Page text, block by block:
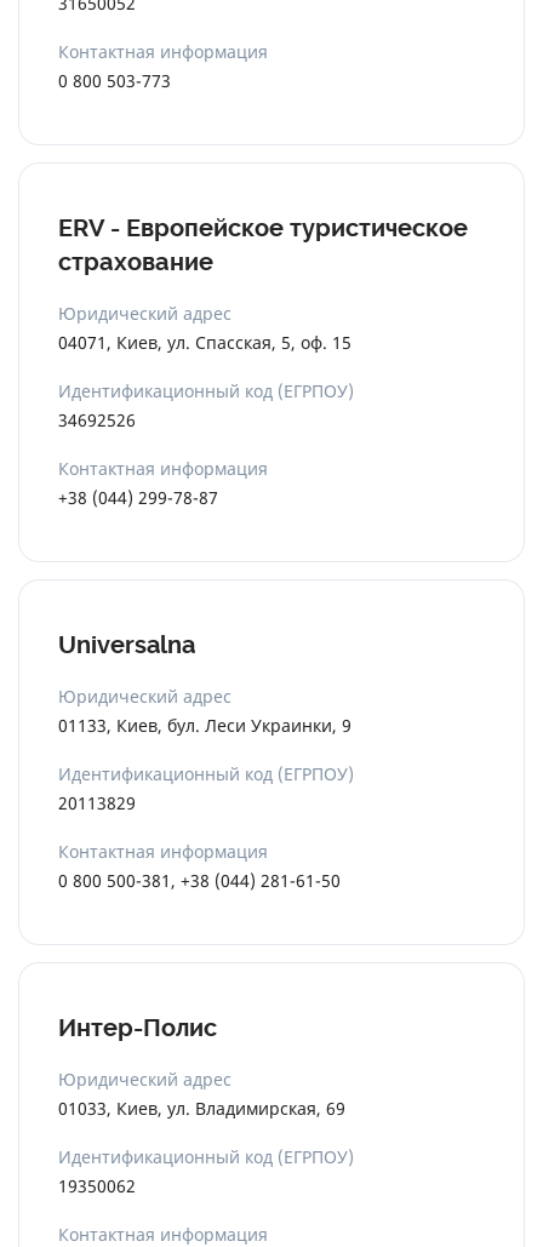
Контактная информация
0 800 503-773
ERV - Европейское туристическое
страхование
Юридический адрес
04071, Киев, ул. Спасская, 5, оф. 15
Идентификационный код (ЕГРПОУ)
34692526
Контактная информация
+38 (044) 299-78-87
Universalna
Юридический адрес
01133, Киев, бул. Леси Украинки, 9
Идентификационный код (ЕГРПОУ)
20113829
Контактная информация
0 800 500-381, +38 (044) 281-61-50
Интер-Полис
Юридический адрес
01033, Киев, ул. Владимирская, 69
Идентификационный код (ЕГРПОУ)
19350062
Контактная информация